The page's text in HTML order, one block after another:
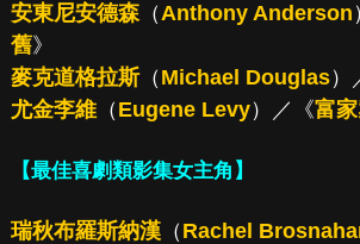
安東尼安德森（Anthony Anderson
舊》
麥克道格拉斯（ Michael Douglas）
尤金李維（ Eugene Levy）／《富
【最佳喜劇類影集女主角】
瑞秋布羅斯納漢（ Rachel